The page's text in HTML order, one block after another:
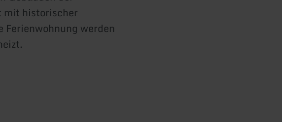
mit historischer
Ferienwohnung werden